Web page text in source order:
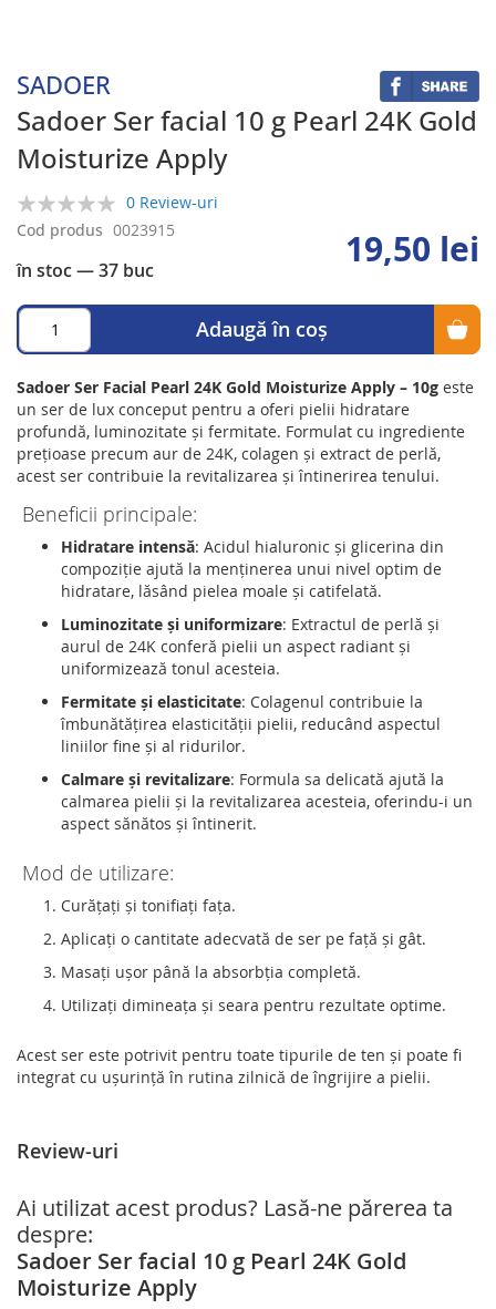
SADOER
Sadoer Ser facial 10 g Pearl 24K Gold
Moisturize Apply
0%
0 Review-uri
în stoc— 37 buc
Cod produs 0023915 19,50 lei
Adaugă în coș
Sadoer Ser Facial Pearl 24K Gold Moisturize Apply – 10g este
un ser de lux conceput pentru a oferi pielii hidratare
profundă, luminozitate și fermitate. Formulat cu ingrediente
prețioase precum aur de 24K, colagen și extract de perlă,
acest ser contribuie la revitalizarea și întinerirea tenului.
Beneficii principale:
Hidratare intensă: Acidul hialuronic și glicerina din
compoziție ajută la menținerea unui nivel optim de
hidratare, lăsând pielea moale și catifelată.
Luminozitate și uniformizare: Extractul de perlă și
aurul de 24K conferă pielii un aspect radiant și
uniformizează tonul acesteia.
Fermitate și elasticitate: Colagenul contribuie la
îmbunătățirea elasticității pielii, reducând aspectul
liniilor fine și al ridurilor.
Calmare și revitalizare: Formula sa delicată ajută la
calmarea pielii și la revitalizarea acesteia, oferindu-i un
aspect sănătos și întinerit.
Mod de utilizare:
Curățați și tonifiați fața.
Aplicați o cantitate adecvată de ser pe față și gât.
Masați ușor până la absorbția completă.
Utilizați dimineața și seara pentru rezultate optime.
Acest ser este potrivit pentru toate tipurile de ten și poate fi
integrat cu ușurință în rutina zilnică de îngrijire a pielii.
the
images
gallery
Review-uri
Ai utilizat acest produs? Lasă-ne părerea ta
despre:
Sadoer Ser facial 10 g Pearl 24K Gold
Moisturize Apply